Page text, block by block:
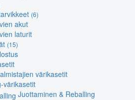
(6)
akut
laturit
(15)
värikasetit
värikasetit
Juottaminen & Reballing